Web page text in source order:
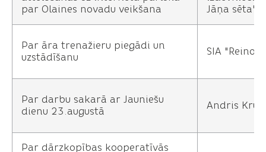
par Olaines novadu veikšana
Jāņa sēta"
Par āra trenažieru piegādi un
uzstādīšanu
SIA "Reino
Par darbu sakarā ar Jauniešu
dienu 23.augustā
Andris
Par dārzkopības kooperatīvās